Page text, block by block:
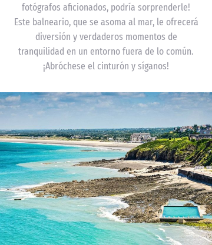
fotógrafos aficionados, podría sorprenderle!
Este balneario, que se asoma al mar, le ofrecerá
diversión y verdaderos momentos de
tranquilidad en un entorno fuera de lo común.
¡Abróchese el cinturón y síganos!